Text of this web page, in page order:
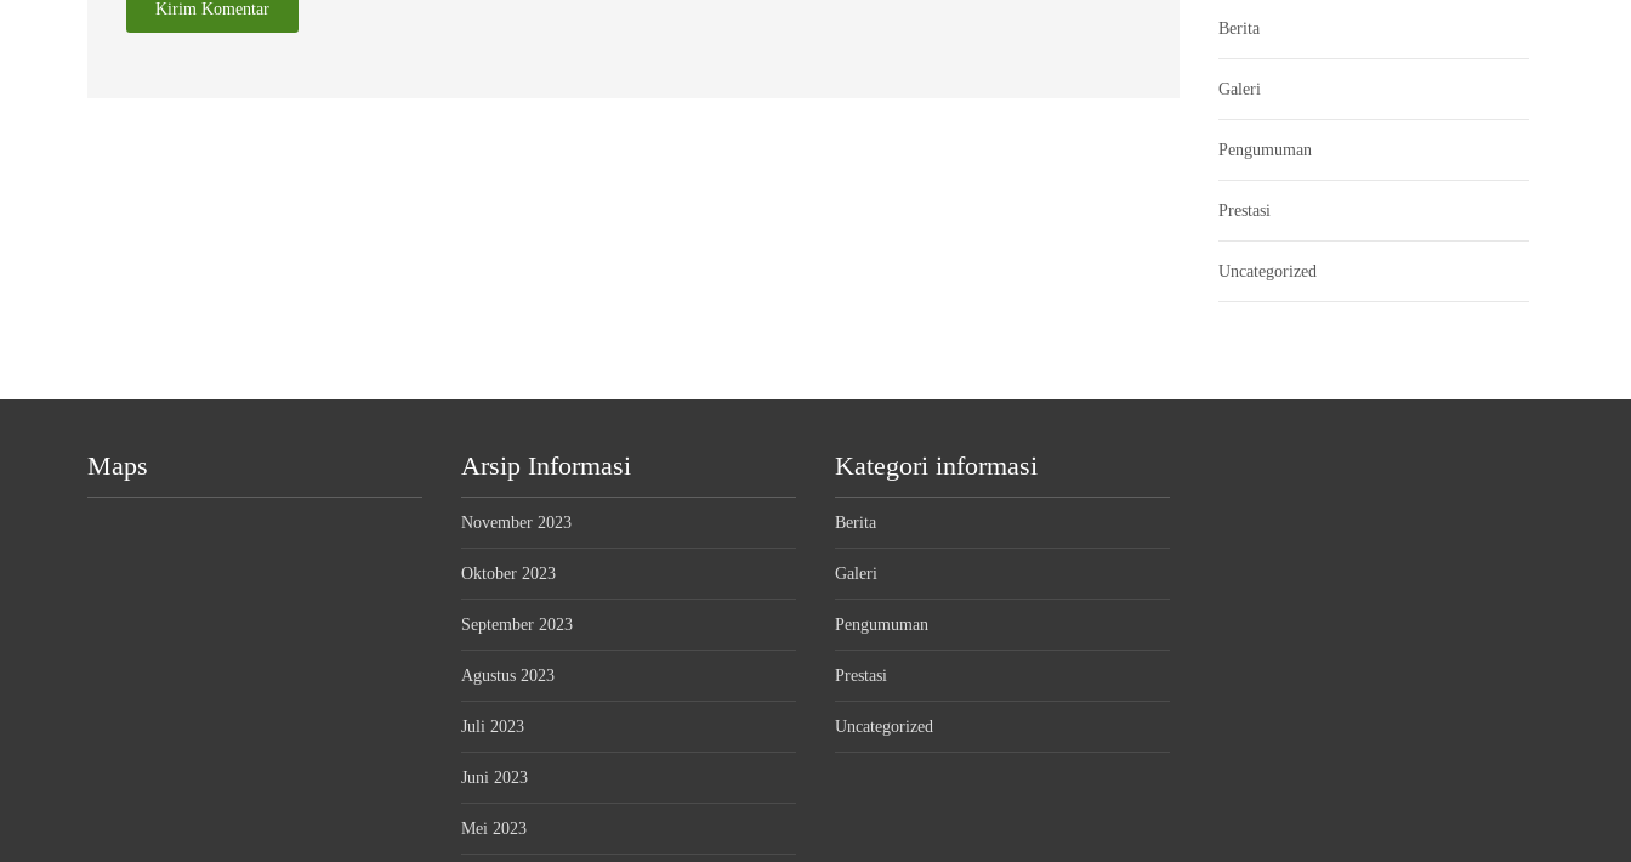
Berita
Galeri
Pengumuman
Prestasi
Uncategorized
Maps Arsip Informasi
November 2023
Oktober 2023
September 2023
Agustus 2023
Juli 2023
Juni 2023
Mei 2023
Kategori informasi
Berita
Galeri
Pengumuman
Prestasi
Uncategorized